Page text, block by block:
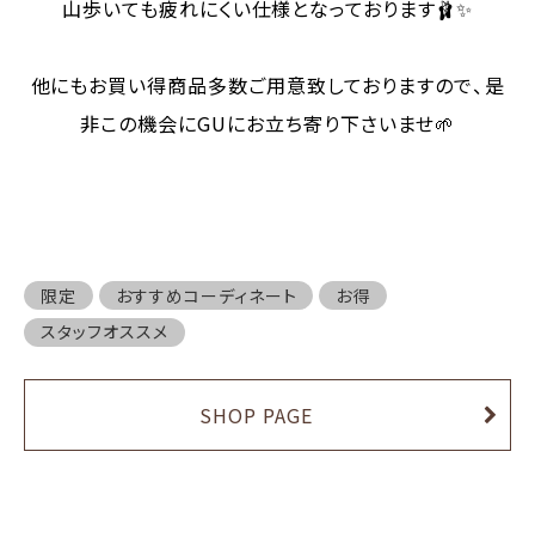
山歩いても疲れにくい仕様となっております🩰✨
他にもお買い得商品多数ご用意致しておりますので、是
非この機会にGUにお立ち寄り下さいませ🌱
限定 おすすめコーディネート
お得
スタッフオススメ
SHOP PAGE